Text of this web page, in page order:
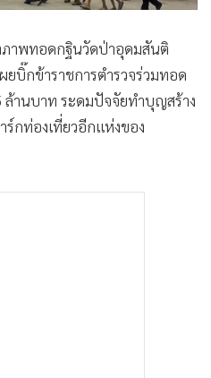
าพทอดกฐินวัดป่าอุดมสันติ
บิ๊กข้าราชการตำรวจร่วมทอด
ล้านบาท ระดมปัจจัยทำบุญสร้าง
กท่องเที่ยวอีกแห่งของ